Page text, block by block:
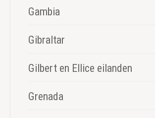
Gambia
Gibraltar
Gilbert en Ellice eilanden
Grenada